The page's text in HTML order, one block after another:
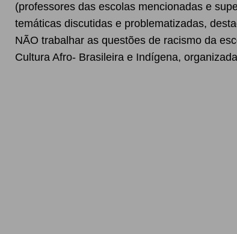
(professores das escolas mencionadas e
temáticas discutidas e problematizadas,
NÃO trabalhar as questões de racismo da
Cultura Afro- Brasileira e Indígena,